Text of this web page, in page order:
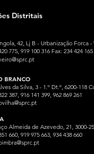
Distritais
42, Lj B - Urbanização Forca
775, 919 100 316 Fax: 234 424 165
BRANCO
da Silva, 3 - 1.º Dt.º, 6200-118
387, 916 141 399, 962 869 261
Almeida de Azevedo, 21, 3000-
660, 919 975 663, 934 438 660